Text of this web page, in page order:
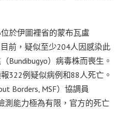
於伊圖裡省的蒙布瓦盧
目前，疑似至少204人因感染此
Bundibugyo）病毒株而喪生。
322例疑似病例和88人死亡。
Borders, MSF）協調員
測能力極為有限，官方的死亡